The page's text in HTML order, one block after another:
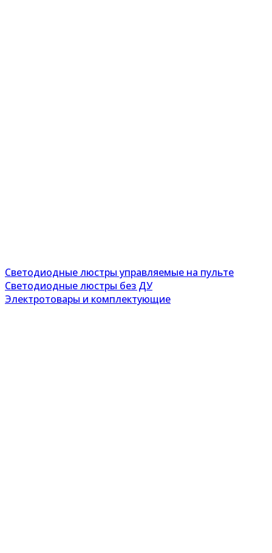
Светодиодные люстры управляемые на пульте
Светодиодные люстры без ДУ
Электротовары и комплектующие